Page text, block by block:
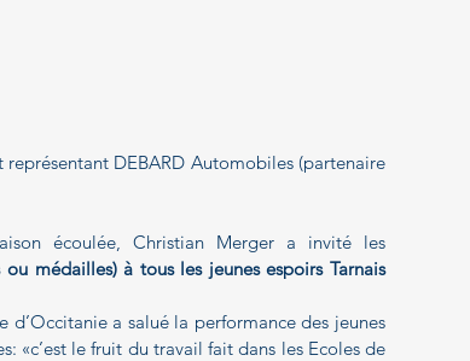
DEBARD Automobiles (partenaire
écoulée, Christian Merger a invité les
médailles) à tous les jeunes espoirs Tarnais
a salué la performance des jeunes
«c’est le fruit du travail fait dans les Ecoles de